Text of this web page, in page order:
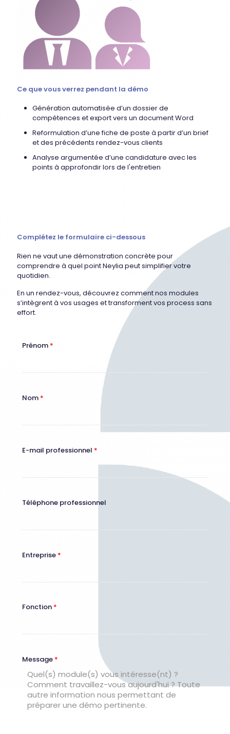
Ce que vous verrez pendant la démo
Génération automatisée d’un dossier de
compétences et export vers un document Word
Reformulation d’une fiche de poste à partir d’un brief
et des précédents rendez-vous clients
Analyse argumentée d’une candidature avec les
points à approfondir lors de l'entretien
Complétez le formulaire ci-dessous
Rien ne vaut une démonstration concrète pour
comprendre à quel point Neylia peut simplifier votre
quotidien.
En un rendez-vous, découvrez comment nos modules
s’intègrent à vos usages et transforment vos process sans
effort.
Prénom *
Nom *
E-mail professionnel *
Téléphone professionnel
Entreprise *
Fonction *
Message *